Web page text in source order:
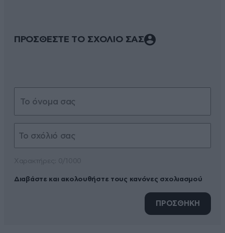
ΠΡΟΣΘΕΣΤΕ ΤΟ ΣΧΟΛΙΟ ΣΑΣ
Διαβάστε και ακολουθήστε τους κανόνες σχολιασμού
ΠΡΟΣΘΗΚΗ